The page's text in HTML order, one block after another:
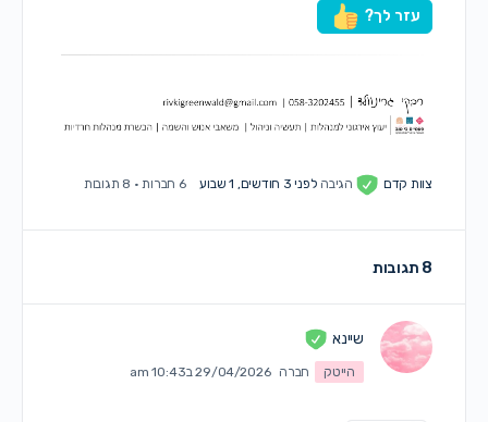
עזר לך?
צוות קדם הגיבהלפני 3 חודשים, 1 שבוע 6 חברות · 8 תגובות
8 תגובות
שיינא
הייטק חברה 29/04/2026 ב10:43 am